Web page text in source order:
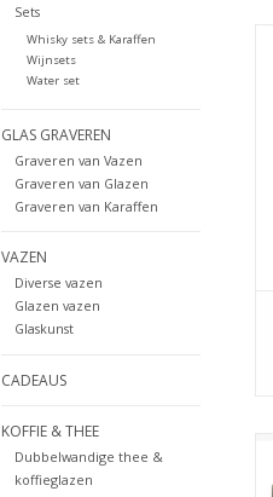
Sets
Whisky sets & Karaffen
Wijnsets
Water set
GLAS GRAVEREN
Graveren van Vazen
Graveren van Glazen
Graveren van Karaffen
VAZEN
Diverse vazen
Glazen vazen
Glaskunst
CADEAUS
KOFFIE & THEE
Dubbelwandige thee &
koffieglazen